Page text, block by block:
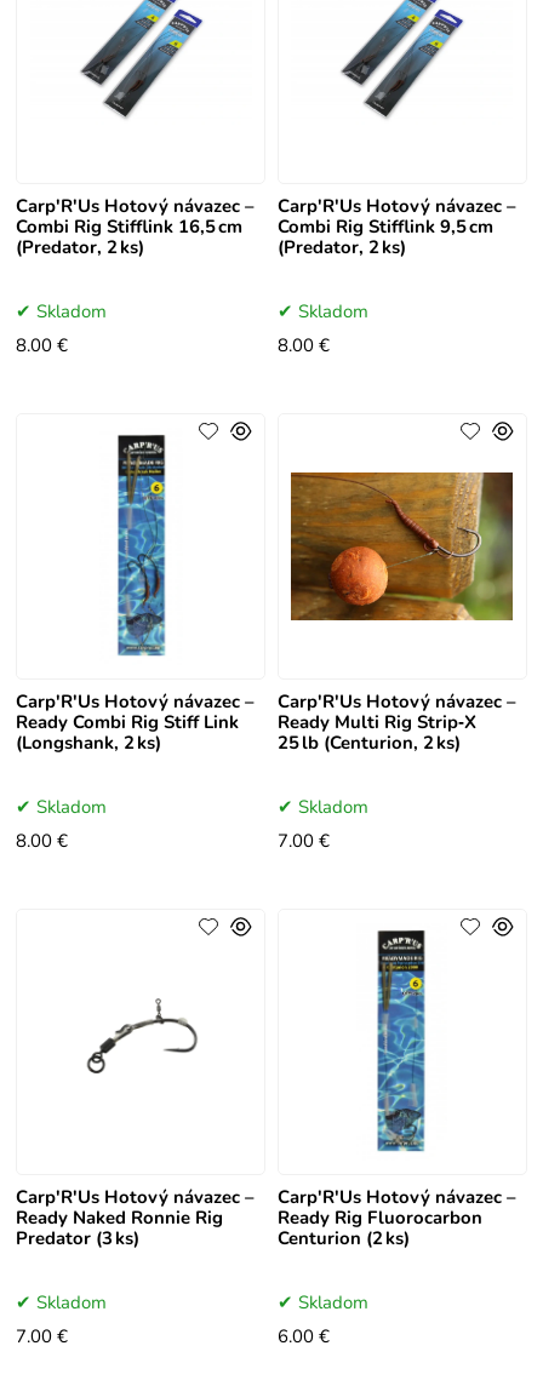
Carp'R'Us Hotový návazec –
Combi Rig Stifflink 16,5 cm
(Predator, 2 ks)
Skladom
8.00 €
Carp'R'Us Hotový návazec –
Combi Rig Stifflink 9,5 cm
(Predator, 2 ks)
Skladom
8.00 €
Carp'R'Us Hotový návazec –
Ready Combi Rig Stiff Link
(Longshank, 2 ks)
Skladom
8.00 €
Carp'R'Us Hotový návazec –
Ready Multi Rig Strip‑X
25 lb (Centurion, 2 ks)
Skladom
7.00 €
Carp'R'Us Hotový návazec –
Ready Naked Ronnie Rig
Predator (3 ks)
Skladom
7.00 €
Carp'R'Us Hotový návazec –
Ready Rig Fluorocarbon
Centurion (2 ks)
Skladom
6.00 €